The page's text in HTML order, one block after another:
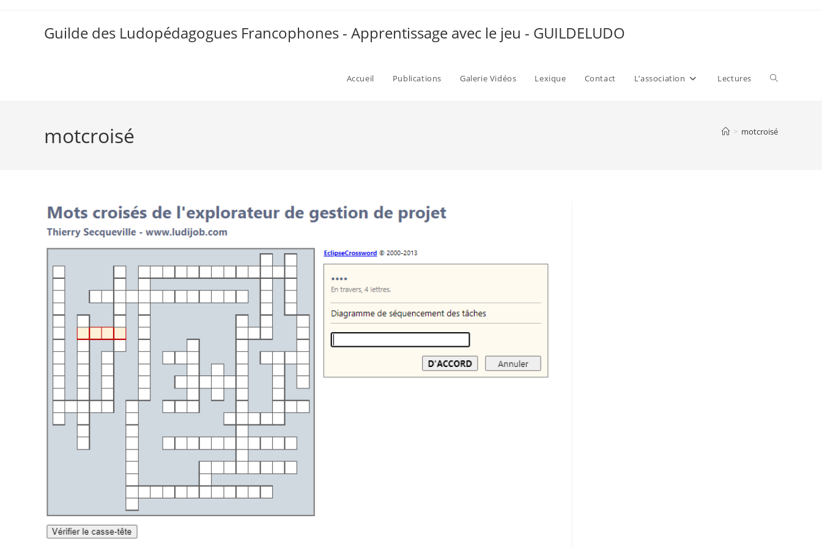
Guilde des Ludopédagogues Francophones - Apprentissage avec le jeu - GUILDELUDO
Accueil Publications Galerie Vidéos Lexique Contact L’association Lectures Toggle
motcroisé > motcroisé